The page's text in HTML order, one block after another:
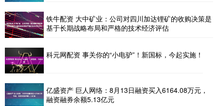
铁牛配资 大中矿业：公司对四川加达锂矿的收购决策是
基于长期战略布局和严格的技术经济评估
科元网配资 事关你的“小电驴”！新国标，今起实施！
亿盛资产 巨人网络：8月13日融资买入6164.08万元，
融资融券余额5.13亿元